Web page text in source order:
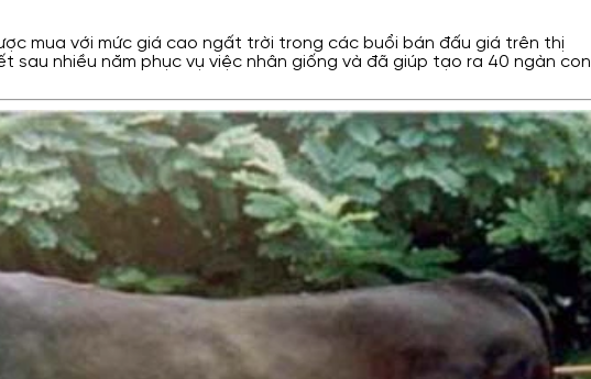
mua với mức giá cao ngất trời trong các buổi bán đấu giá trên thị
sau nhiều năm phục vụ việc nhân giống và đã giúp tạo ra 40 ngàn con